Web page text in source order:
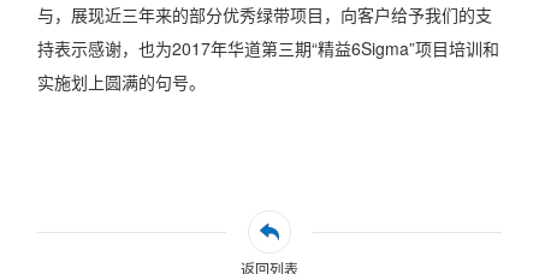
与，展现近三年来的部分优秀绿带项目，向客户给予我们的支
持表示感谢，也为2017年华道第三期“精益6Sigma”项目培训和
实施划上圆满的句号。
返回列表